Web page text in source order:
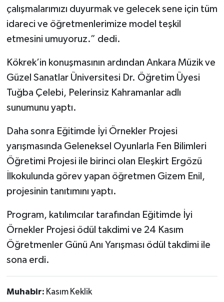
çalışmalarımızı duyurmak ve gelecek sene için tüm
idareci ve öğretmenlerimize model teşkil
etmesini umuyoruz.” dedi.
Kökrek’in konuşmasının ardından Ankara Müzik ve
Güzel Sanatlar Üniversitesi Dr. Öğretim Üyesi
Tuğba Çelebi, Pelerinsiz Kahramanlar adlı
sunumunu yaptı.
Daha sonra Eğitimde İyi Örnekler Projesi
yarışmasında Geleneksel Oyunlarla Fen Bilimleri
Öğretimi Projesi ile birinci olan Eleşkirt Ergözü
İlkokulunda görev yapan öğretmen Gizem Enil,
projesinin tanıtımını yaptı.
Program, katılımcılar tarafından Eğitimde İyi
Örnekler Projesi ödül takdimi ve 24 Kasım
Öğretmenler Günü Anı Yarışması ödül takdimi ile
sona erdi.
Muhabir: Kasım Keklik